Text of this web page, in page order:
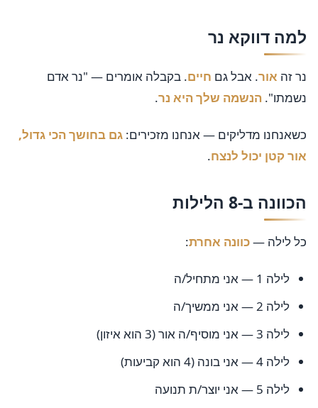
למה דווקא נר
נר זה אור. אבל גם חיים. בקבלה אומרים — "נר אדם
נשמתו". הנשמה שלך היא נר.
כשאנחנו מדליקים — אנחנו מזכירים: גם בחושך הכי גדול,
אור קטן יכול לנצח.
הכוונה ב-8 הלילות
כל לילה —כוונה אחרת:
לילה 1 — אני מתחיל/ה
לילה 2 — אני ממשיך/ה
לילה 3 — אני מוסיף/ה אור (3 הוא איזון)
לילה 4 — אני בונה (4 הוא קביעות)
לילה 5 — אני יוצר/ת תנועה